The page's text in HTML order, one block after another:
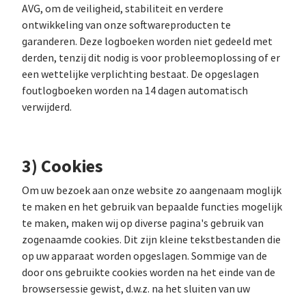
AVG, om de veiligheid, stabiliteit en verdere
ontwikkeling van onze softwareproducten te
garanderen. Deze logboeken worden niet gedeeld met
derden, tenzij dit nodig is voor probleemoplossing of er
een wettelijke verplichting bestaat. De opgeslagen
foutlogboeken worden na 14 dagen automatisch
verwijderd.
3) Cookies
Om uw bezoek aan onze website zo aangenaam moglijk
te maken en het gebruik van bepaalde functies mogelijk
te maken, maken wij op diverse pagina's gebruik van
zogenaamde cookies. Dit zijn kleine tekstbestanden die
op uw apparaat worden opgeslagen. Sommige van de
door ons gebruikte cookies worden na het einde van de
browsersessie gewist, d.w.z. na het sluiten van uw